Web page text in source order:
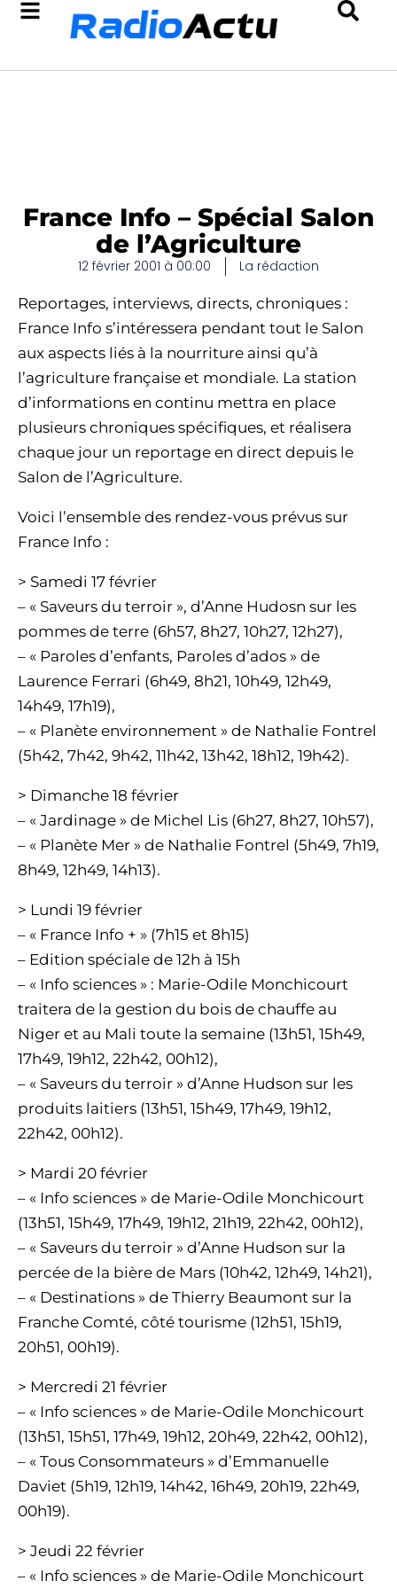
France Info – Spécial Salon
de l’Agriculture
12 février 2001 à 00:00 La rédaction
Reportages, interviews, directs, chroniques :
France Info s’intéressera pendant tout le Salon
aux aspects liés à la nourriture ainsi qu’à
l’agriculture française et mondiale. La station
d’informations en continu mettra en place
plusieurs chroniques spécifiques, et réalisera
chaque jour un reportage en direct depuis le
Salon de l’Agriculture.
Voici l’ensemble des rendez-vous prévus sur
France Info :
> Samedi 17 février
– « Saveurs du terroir », d’Anne Hudosn sur les
pommes de terre (6h57, 8h27, 10h27, 12h27),
– « Paroles d’enfants, Paroles d’ados » de
Laurence Ferrari (6h49, 8h21, 10h49, 12h49,
14h49, 17h19),
– « Planète environnement » de Nathalie Fontrel
(5h42, 7h42, 9h42, 11h42, 13h42, 18h12, 19h42).
> Dimanche 18 février
– « Jardinage » de Michel Lis (6h27, 8h27, 10h57),
– « Planète Mer » de Nathalie Fontrel (5h49, 7h19,
8h49, 12h49, 14h13).
> Lundi 19 février
– « France Info + » (7h15 et 8h15)
– Edition spéciale de 12h à 15h
– « Info sciences » : Marie-Odile Monchicourt
traitera de la gestion du bois de chauffe au
Niger et au Mali toute la semaine (13h51, 15h49,
17h49, 19h12, 22h42, 00h12),
– « Saveurs du terroir » d’Anne Hudson sur les
produits laitiers (13h51, 15h49, 17h49, 19h12,
22h42, 00h12).
> Mardi 20 février
– « Info sciences » de Marie-Odile Monchicourt
(13h51, 15h49, 17h49, 19h12, 21h19, 22h42, 00h12),
– « Saveurs du terroir » d’Anne Hudson sur la
percée de la bière de Mars (10h42, 12h49, 14h21),
– « Destinations » de Thierry Beaumont sur la
Franche Comté, côté tourisme (12h51, 15h19,
20h51, 00h19).
> Mercredi 21 février
– « Info sciences » de Marie-Odile Monchicourt
(13h51, 15h51, 17h49, 19h12, 20h49, 22h42, 00h12),
– « Tous Consommateurs » d’Emmanuelle
Daviet (5h19, 12h19, 14h42, 16h49, 20h19, 22h49,
00h19).
> Jeudi 22 février
– « Info sciences » de Marie-Odile Monchicourt